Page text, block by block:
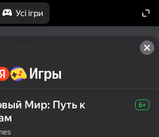
Усі ігри
Мир: Путь к
6+